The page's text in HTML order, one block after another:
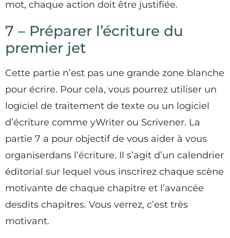
mot, chaque action doit être justifiée.
7 – Préparer l’écriture du
premier jet
Cette partie n’est pas une grande zone blanche
pour écrire. Pour cela, vous pourrez utiliser un
logiciel de traitement de texte ou un logiciel
d’écriture comme yWriter ou Scrivener. La
partie 7 a pour objectif de vous aider à vous
organiserdans l’écriture. Il s’agit d’un calendrier
éditorial sur lequel vous inscrirez chaque scène
motivante de chaque chapitre et l’avancée
desdits chapitres. Vous verrez, c’est très
motivant.